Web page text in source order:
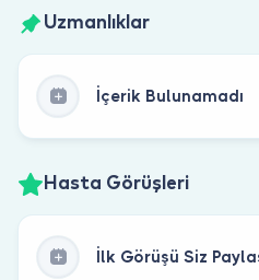
Uzmanlıklar
İçerik Bulunamadı
Hasta Görüşleri
İlk Görüşü Siz